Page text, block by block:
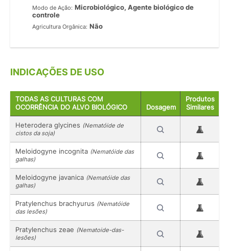
Modo de Ação: Microbiológico, Agente biológico de
controle
Agricultura Orgânica: Não
INDICAÇÕES DE USO
TODAS AS CULTURAS COM
OCORRÊNCIA DO ALVO BIOLÓGICO
Dosagem
Produtos
Similares
Heterodera glycines (Nematóide de
cistos da soja)
Meloidogyne incognita (Nematóide das
galhas)
Meloidogyne javanica (Nematóide das
galhas)
Pratylenchus brachyurus (Nematóide
das lesões)
Pratylenchus zeae (Nematoide-das-
lesões)